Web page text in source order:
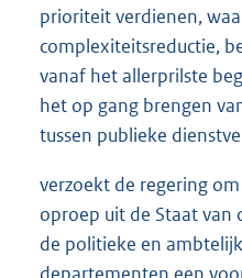
prioriteit verdienen,
complexiteitsreductie,
vanaf het allerprilste
het op gang brengen
tussen publieke
verzoekt de regering
oproep uit de Staat
de politieke en